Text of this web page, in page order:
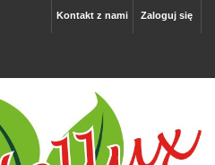
Zaloguj się
Kontakt z nami